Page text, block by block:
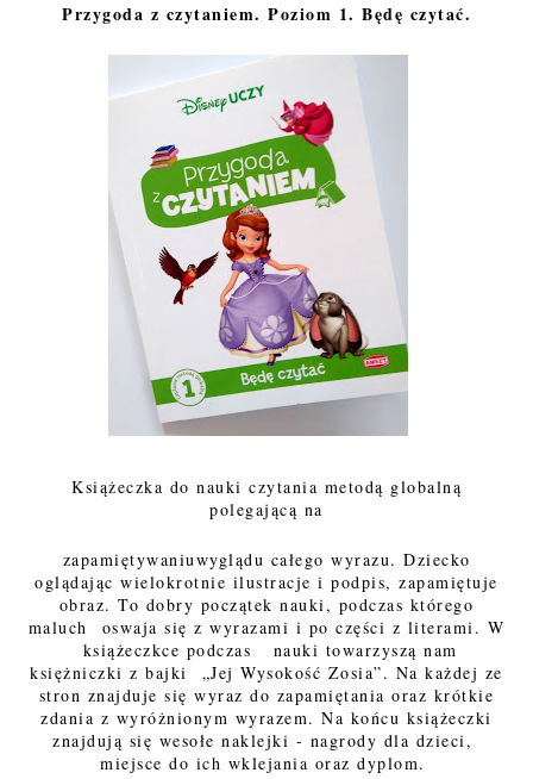
Przygoda z czytaniem. Poziom 1. Będę czytać.
Książeczka do nauki czytania metodą globalną
polegającą na
zapamiętywaniuwyglądu całego wyrazu. Dziecko
oglądając wielokrotnie ilustracje i podpis, zapamiętuje
obraz. To dobry początek nauki, podczas którego
maluch oswaja się z wyrazami i po części z literami. W
książeczkce podczas nauki towarzyszą nam
księżniczki z bajki „Jej Wysokość Zosia”. Na każdej ze
stron znajduje się wyraz do zapamiętania oraz krótkie
zdania z wyróżnionym wyrazem. Na końcu książeczki
znajdują się wesołe naklejki - nagrody dla dzieci,
miejsce do ich wklejania oraz dyplom.